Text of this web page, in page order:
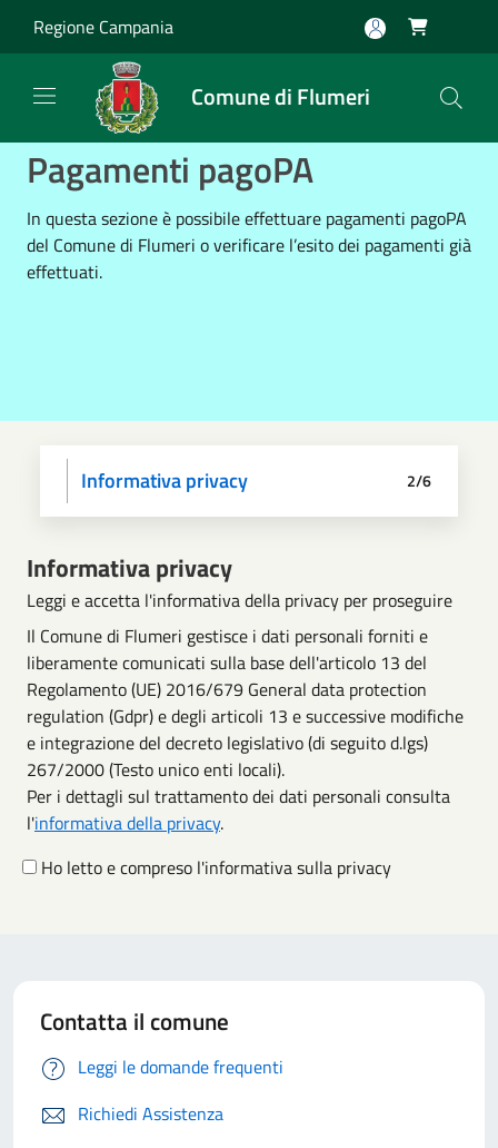
Regione Campania 
Comune di Flumeri
Pagamenti pagoPA
In questa sezione è possibile effettuare pagamenti pagoPA
del Comune di Flumeri o verificare l’esito dei pagamenti già
effettuati.
Scegli operazione
Informativa privacy
Scegli il pagamento
Dati anagrafici
Paga
Riepilogo 2/6
Informativa privacy
Leggi e accetta l'informativa della privacy per proseguire
Il Comune di Flumeri gestisce i dati personali forniti e
liberamente comunicati sulla base dell'articolo 13 del
Regolamento (UE) 2016/679 General data protection
regulation (Gdpr) e degli articoli 13 e successive modifiche
e integrazione del decreto legislativo (di seguito d.lgs)
267/2000 (Testo unico enti locali).
Per i dettagli sul trattamento dei dati personali consulta
l'informativa della privacy.
Ho letto e compreso l'informativa sulla privacy
Contatta il comune
Leggi le domande frequenti
Richiedi Assistenza